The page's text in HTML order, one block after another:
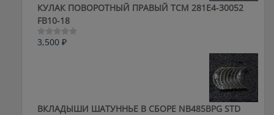
КУЛАК ПОВОРОТНЫЙ ПРАВЫЙ ТСМ 281E4-30052
FB10-18
Оценка
3,500 ₽
ВКЛАДЫШИ ШАТУННЬЕ В СБОРЕ NB485BPG STD